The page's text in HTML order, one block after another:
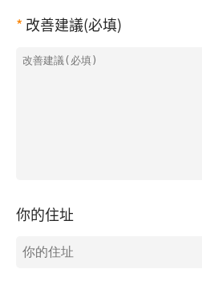
改善建議(必填)
你的住址